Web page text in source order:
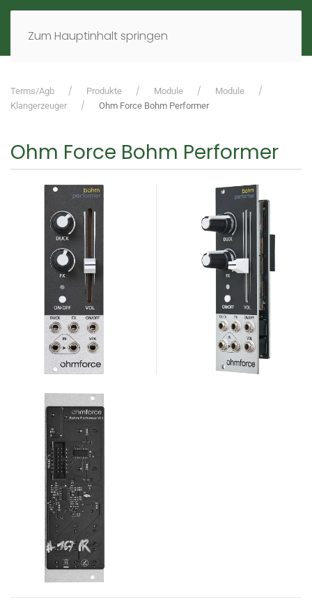
Zum Hauptinhalt springen
EN
Terms/Agb Produkte Module
Module
Klangerzeuger
Ohm Force Bohm Performer
Ohm Force Bohm Performer